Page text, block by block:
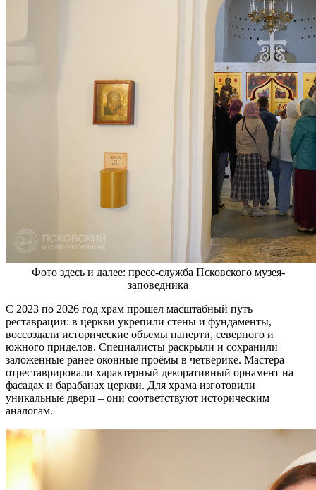
Фото здесь и далее: пресс-служба Псковского музея-
заповедника
C 2023 по 2026 год храм прошел масштабный путь
реставрации: в церкви укрепили стены и фундаменты,
воссоздали исторические объемы паперти, северного и
южного приделов. Специалисты раскрыли и сохранили
заложенные ранее оконные проёмы в четверике. Мастера
отреставрировали характерный декоративный орнамент на
фасадах и барабанах церкви. Для храма изготовили
уникальные двери – они соответствуют историческим
аналогам.